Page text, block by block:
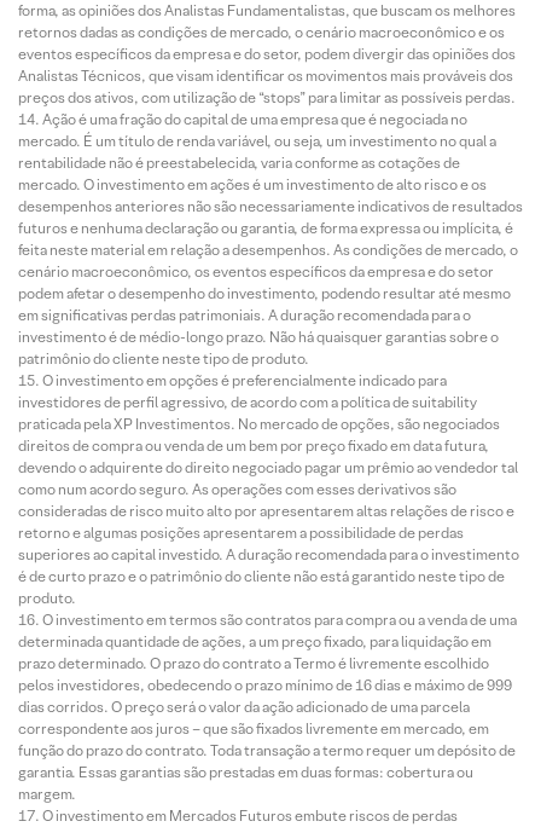
forma, as opiniões dos Analistas Fundamentalistas, que buscam os melhores
retornos dadas as condições de mercado, o cenário macroeconômico e os
eventos específicos da empresa e do setor, podem divergir das opiniões dos
Analistas Técnicos, que visam identificar os movimentos mais prováveis dos
preços dos ativos, com utilização de “stops” para limitar as possíveis perdas.
Ação é uma fração do capital de uma empresa que é negociada no
mercado. É um título de renda variável, ou seja, um investimento no qual a
rentabilidade não é preestabelecida, varia conforme as cotações de
mercado. O investimento em ações é um investimento de alto risco e os
desempenhos anteriores não são necessariamente indicativos de resultados
futuros e nenhuma declaração ou garantia, de forma expressa ou implícita, é
feita neste material em relação a desempenhos. As condições de mercado, o
cenário macroeconômico, os eventos específicos da empresa e do setor
podem afetar o desempenho do investimento, podendo resultar até mesmo
em significativas perdas patrimoniais. A duração recomendada para o
investimento é de médio-longo prazo. Não há quaisquer garantias sobre o
patrimônio do cliente neste tipo de produto.
O investimento em opções é preferencialmente indicado para
investidores de perfil agressivo, de acordo com a política de suitability
praticada pela XP Investimentos. No mercado de opções, são negociados
direitos de compra ou venda de um bem por preço fixado em data futura,
devendo o adquirente do direito negociado pagar um prêmio ao vendedor tal
como num acordo seguro. As operações com esses derivativos são
consideradas de risco muito alto por apresentarem altas relações de risco e
retorno e algumas posições apresentarem a possibilidade de perdas
superiores ao capital investido. A duração recomendada para o investimento
é de curto prazo e o patrimônio do cliente não está garantido neste tipo de
produto.
O investimento em termos são contratos para compra ou a venda de uma
determinada quantidade de ações, a um preço fixado, para liquidação em
prazo determinado. O prazo do contrato a Termo é livremente escolhido
pelos investidores, obedecendo o prazo mínimo de 16 dias e máximo de 999
dias corridos. O preço será o valor da ação adicionado de uma parcela
correspondente aos juros – que são fixados livremente em mercado, em
função do prazo do contrato. Toda transação a termo requer um depósito de
garantia. Essas garantias são prestadas em duas formas: cobertura ou
margem.
O investimento em Mercados Futuros embute riscos de perdas